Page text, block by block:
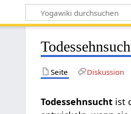
Seite Diskussion
Todessehnsucht ist